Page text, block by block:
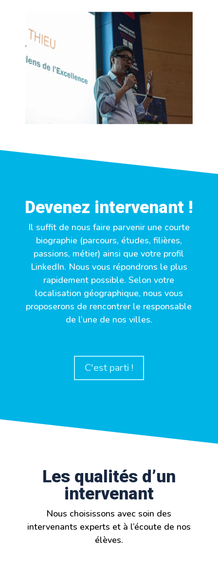
Devenez intervenant !
Il suffit de nous faire parvenir une courte
biographie (parcours, études, filières,
passions, métier) ainsi que votre profil
LinkedIn. Nous vous répondrons le plus
rapidement possible. Selon votre
localisation géographique, nous vous
proposerons de rencontrer le responsable
de l’une de nos villes.
C'est parti !
Les qualités d’un
intervenant
Nous choisissons avec soin des
intervenants experts et à l’écoute de nos
élèves.